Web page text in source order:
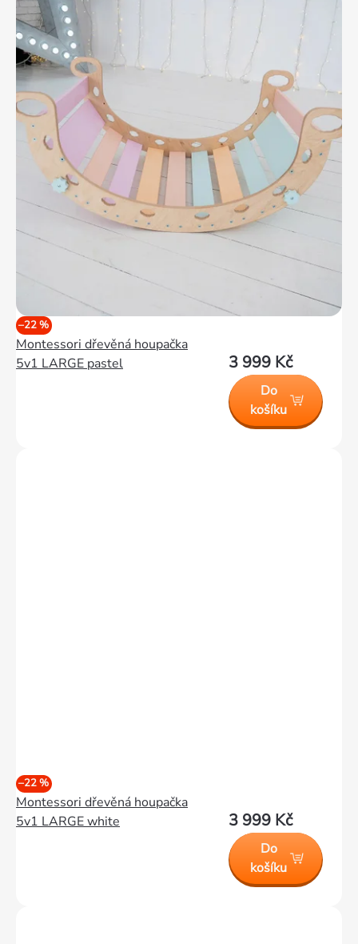
–22 %
Montessori dřevěná houpačka
5v1 LARGE pastel
3 999 Kč
Do
košíku
–22 %
Montessori dřevěná houpačka
5v1 LARGE white
3 999 Kč
Do
košíku